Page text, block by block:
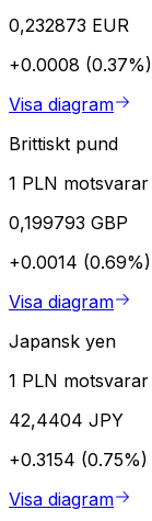
0,232873 EUR
+0.0008 (0.37%)
Visa diagram
Brittiskt pund
1 PLN motsvarar
0,199793 GBP
+0.0014 (0.69%)
Visa diagram
Japansk yen
1 PLN motsvarar
42,4404 JPY
+0.3154 (0.75%)
Visa diagram